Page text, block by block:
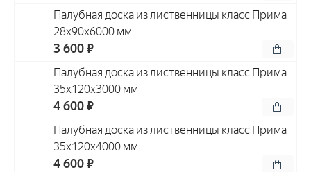
Палубная доска из лиственницы класс Прима
28x90x6000 мм
3 600 ₽
Палубная доска из лиственницы класс Прима
35x120x3000 мм
4 600 ₽
Палубная доска из лиственницы класс Прима
35x120x4000 мм
4 600 ₽